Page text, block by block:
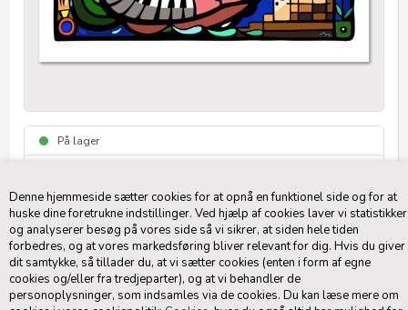
Denne hjemmeside sætter cookies for at opnå en funktionel side og for at
huske dine foretrukne indstillinger. Ved hjælp af cookies laver vi statistikker
og analyserer besøg på vores side så vi sikrer, at siden hele tiden
forbedres, og at vores markedsføring bliver relevant for dig. Hvis du giver
dit samtykke, så tillader du, at vi sætter cookies (enten i form af egne
cookies og/eller fra tredjeparter), og at vi behandler de
personoplysninger, som indsamles via de cookies. Du kan læse mere om
På lager
Føj til Favoritliste
1.500,00DKK (inkl. moms)